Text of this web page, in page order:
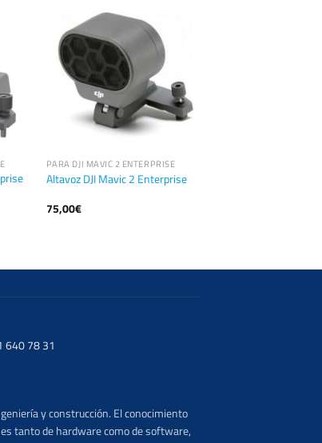
PARA DJI MAVIC 2 ENTERPRISE
Altavoz DJI Mavic 2 Enterprise
75,00€
640 78 31
y construcción. El conocimiento
tanto de hardware como de software,